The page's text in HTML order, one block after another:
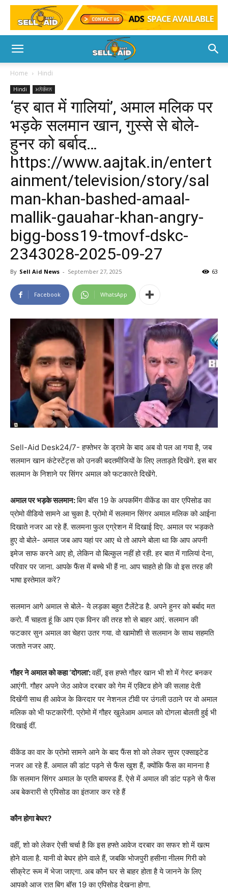
Home Hindi
Hindi ਮਨੋਰੰਜਨ
‘हर बात में गालियां’, अमाल मलिक पर
भड़के सलमान खान, गुस्से से बोले-
हुनर को बर्बाद…
https://www.aajtak.in/entert
ainment/television/story/sal
man-khan-bashed-amaal-
mallik-gauahar-khan-angry-
bigg-boss19-tmovf-dskc-
2343028-2025-09-27
By Sell Aid News - September 27, 2025 63
Facebook WhatsApp
Sell-Aid Desk24/7- हफ्तेभर के ड्रामे के बाद अब वो पल आ गया है, जब
सलमान खान कंटेस्टेंट्स को उनकी बदतमीजियों के लिए लताड़ते दिखेंगे. इस बार
सलमान के निशाने पर सिंगर अमाल को फटकारते दिखेंगे.
अमाल पर भड़के सलमान:बिग बॉस 19 के अपकमिंग वीकेंड का वार एपिसोड का
प्रोमो वीडियो सामने आ चुका है. प्रोमो में सलमान सिंगर अमाल मलिक को आईना
दिखाते नजर आ रहे हैं. सलमना फुल एग्रेशन में दिखाई दिए. अमाल पर भड़कते
हुए वो बोले- अमाल जब आप यहां पर आए थे तो आपने बोला था कि आप अपनी
इमेज साफ करने आए हो, लेकिन वो बिल्कुल नहीं हो रही. हर बात में गालियां देना,
परिवार पर जाना. आपके फैंस में बच्चे भी हैं ना. आप चाहते हो कि वो इस तरह की
भाषा इस्तेमाल करें?
सलमान आगे अमाल से बोले- ये लड़का बहुत टैलेंटेड है. अपने हुनर को बर्बाद मत
करो. मैं चाहता हूं कि आप एक विनर की तरह शो से बाहर आएं. सलमान की
फटकार सुन अमाल का चेहरा उतर गया. वो खामोशी से सलमान के साथ सहमति
जताते नजर आए.
गौहर ने अमाल को कहा ‘दोगला’:वहीं, इस हफ्ते गौहर खान भी शो में गेस्ट बनकर
आएंगी. गौहर अपने जेठ आवेज दरबार को गेम में एक्टिव होने की सलाह देती
दिखेंगी साथ ही आवेज के किरदार पर नेशनल टीवी पर उंगली उठाने पर वो अमाल
मलिक को भी फटकारेंगी. प्रोमो में गौहर खुलेआम अमाल को दोगला बोलती हुई भी
दिखाई दीं.
वीकेंड का वार के प्रोमो सामने आने के बाद फैंस शो को लेकर सुपर एक्साइटेड
नजर आ रहे हैं. अमाल की डांट पड़ने से फैंस खुश हैं, क्योंकि फैंस का मानना है
कि सलमान सिंगर अमाल के प्रति बायस्ड हैं. ऐसे में अमाल की डांट पड़ने से फैंस
अब बेकरारी से एपिसोड का इंतजार कर रहे हैं
कौन होगा बेघर?
वहीं, शो को लेकर ऐसी चर्चा है कि इस हफ्ते आवेज दरबार का सफर शो में खत्म
होने वाला है. यानी वो बेघर होने वाले हैं, जबकि भोजपुरी हसीना नीलम गिरी को
सीक्रेट रूम में भेजा जाएगा. अब कौन घर से बाहर होता है ये जानने के लिए
आपको आज रात बिग बॉस 19 का एपिसोड देखना होगा.